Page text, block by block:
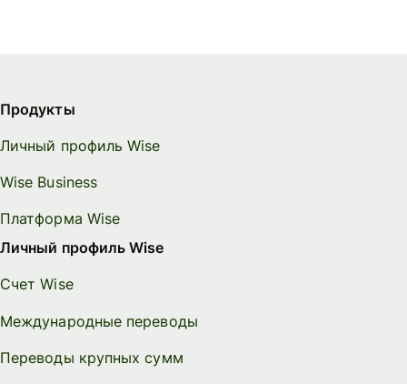
Продукты
Личный профиль Wise
Wise Business
Платформа Wise
Личный профиль Wise
Счет Wise
Международные переводы
Переводы крупных сумм